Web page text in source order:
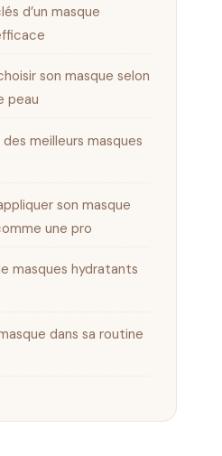
d’un masque
son masque selon
peau
meilleurs masques
son masque
une pro
masques hydratants
dans sa routine